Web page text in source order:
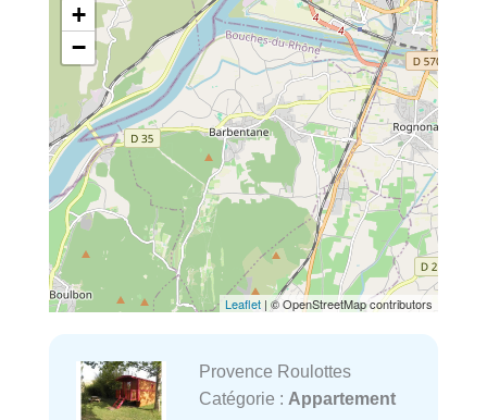
+
−
Leaflet | © OpenStreetMap contributors
Provence Roulottes
Catégorie : Appartement